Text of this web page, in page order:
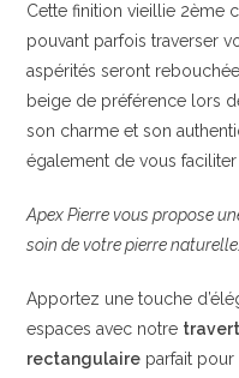
Cette finition vieillie 2ème
pouvant parfois traverser
aspérités seront
beige de préférence lors
son charme et son
également de vous faciliter
Apex Pierre vous propose
soin de votre pierre naturelle.
Apportez une touche
espaces avec notre
rectangulaire parfait